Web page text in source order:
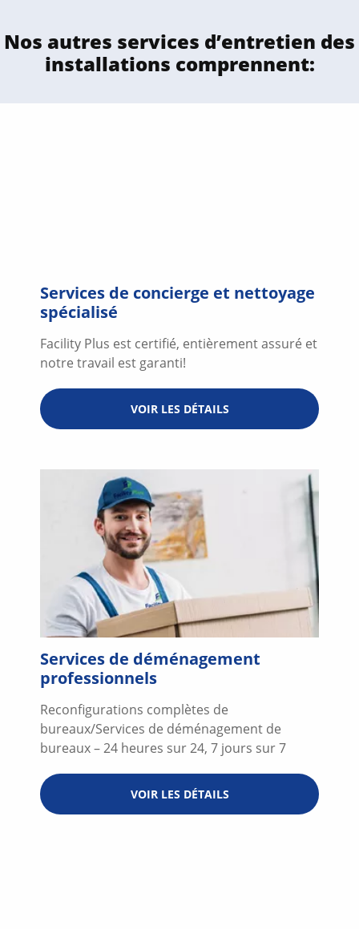
Nos autres services d’entretien des
installations comprennent:
Services de concierge et nettoyage
spécialisé
Facility Plus est certifié, entièrement assuré et
notre travail est garanti!
VOIR LES DÉTAILS
Services de déménagement
professionnels
Reconfigurations complètes de
bureaux/Services de déménagement de
bureaux – 24 heures sur 24, 7 jours sur 7
VOIR LES DÉTAILS